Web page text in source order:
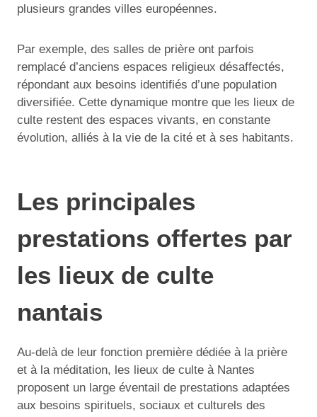
plusieurs grandes villes européennes.
Par exemple, des salles de prière ont parfois
remplacé d’anciens espaces religieux désaffectés,
répondant aux besoins identifiés d’une population
diversifiée. Cette dynamique montre que les lieux de
culte restent des espaces vivants, en constante
évolution, alliés à la vie de la cité et à ses habitants.
Les principales
prestations offertes par
les lieux de culte
nantais
Au-delà de leur fonction première dédiée à la prière
et à la méditation, les lieux de culte à Nantes
proposent un large éventail de prestations adaptées
aux besoins spirituels, sociaux et culturels des